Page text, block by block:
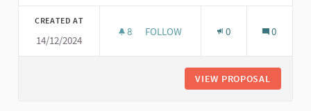
CREATED AT
14/12/2024
8 8 FOLLOWERS
FOLLOW 0 0
VIEW PROPOSAL